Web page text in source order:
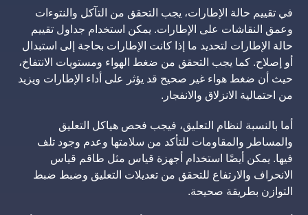
في تقييم حالة الإطارات، يجب التحقق من التآكل والنتوءات
وعمق النقاشات على الإطارات. يمكن استخدام جداول تقييم
حالة الإطارات لتحديد ما إذا كانت الإطارات بحاجة إلى استبدال
أو إصلاح. كما يجب التحقق من ضغط الهواء ومستويات الانتفاخ،
حيث أن ضغط هواء غير صحيح قد يؤثر على أداء الإطارات ويزيد
من احتمالية الانزلاق والانفجار.
أما بالنسبة لنظام التعليق، فيجب فحص هياكل التعليق
والمساطر والمقاومات للتأكد من سلامتها وعدم وجود تلف
فيها. يمكن أيضًا استخدام أجهزة قياس مثل طاقم قياس
الانحراف والارتفاع للتحقق من تعديلات التعليق وضبط ضبط
التوازن بطريقة صحيحة.